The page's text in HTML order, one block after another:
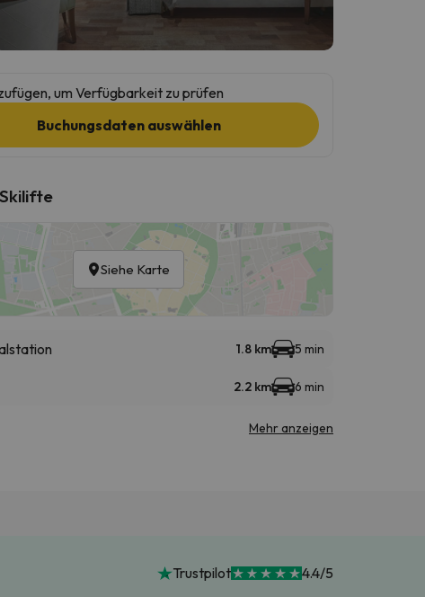
um Verfügbarkeit zu prüfen
Buchungsdaten auswählen
Siehe Karte
1.8 km 5 min
2.2 km 6 min
Mehr anzeigen
Trustpilot 4.4/5